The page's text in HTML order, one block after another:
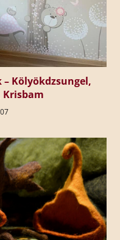
Kölyökdzsungel,
Krisbam